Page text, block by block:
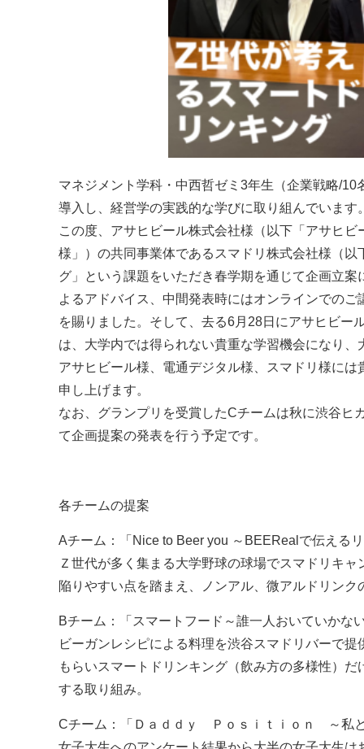
マネジメント学科・中西哲ゼミ3年生（企業戦略/
導入し、経営学の実践的な学びに取り組んでいます
この度、アサヒビール株式会社様（以下「アサヒ
様」）の共同事業体であるスマドリ株式会社様（
グ」という課題をいただき春学期を通じて企画立
よるアドバイス、中間発表時にはオンラインでの
を賜りました。そして、去る6月28日にアサヒビー
は、大学内では得られない貴重な学習機会になり
アサヒビール様、電通デジタル様、スマドリ様に
申し上げます。
なお、グランプリを受賞したCチームは秋に渋谷ヒ
て企画提案の発表を行う予定です。
各チームの提案
Aチーム：「Nice to Beer you ～BEERealで伝える
Ｚ世代が多く集まる大学野球の球場でスマドリキ
陥りやすい点を踏まえ、ノンアル、微アルドリンク
Bチーム：「スマートフード～誰一人おいていかな
ビーガンレシピによる料理を渋谷スマドリバーで
もらいスマートドリンキング（飲み方の多様性）
する取り組み。
Cチーム：「Ｄａｄｄｙ Ｐｏｓｉｔｉｏｎ ～私